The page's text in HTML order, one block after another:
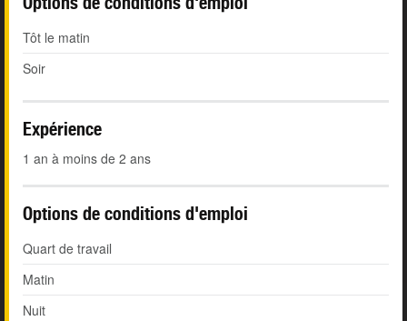
Tôt le matin
Soir
Expérience
1 an à moins de 2 ans
Options de conditions d'emploi
Quart de travail
Matin
Nuit